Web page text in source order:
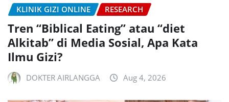
KLINIK GIZI ONLINE RESEARCH
Tren “Biblical Eating” atau “diet
Alkitab” di Media Sosial, Apa Kata
Ilmu Gizi?
DOKTER AIRLANGGA Aug 4, 2026